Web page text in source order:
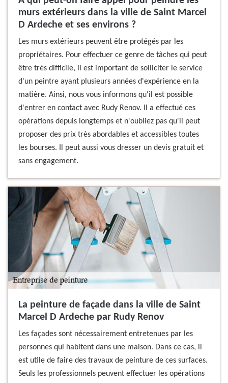
murs extérieurs dans la ville de Saint Marcel
D Ardeche et ses environs ?
Les murs extérieurs peuvent être protégés par les
propriétaires. Pour effectuer ce genre de tâches qui peut
être très difficile, il est important de solliciter le service
d'un peintre ayant plusieurs années d'expérience en la
matière. Ainsi, nous vous informons qu'il est possible
d'entrer en contact avec Rudy Renov. Il a effectué ces
opérations depuis longtemps et n'oubliez pas qu'il peut
proposer des prix très abordables et accessibles toutes
les bourses. Il peut aussi vous dresser un devis gratuit et
sans engagement.
La peinture de façade dans la ville de Saint
Marcel D Ardeche par Rudy Renov
Les façades sont nécessairement entretenues par les
personnes qui habitent dans une maison. Dans ce cas, il
est utile de faire des travaux de peinture de ces surfaces.
Seuls les professionnels peuvent effectuer les opérations